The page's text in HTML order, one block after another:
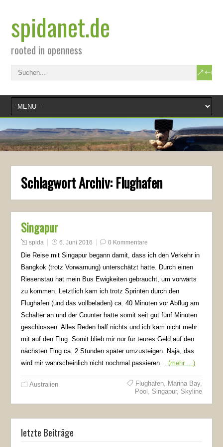
spidanet.de
rooted in openness
Schlagwort Archiv: Flughafen
Singapur
spida 6. Juni 2016 0 Kommentare
Die Reise mit Singapur begann damit, dass ich den Verkehr in
Bangkok (trotz Vorwarnung) unterschätzt hatte. Durch einen
Riesenstau hat mein Bus Ewigkeiten gebraucht, um vorwärts
zu kommen. Letztlich kam ich trotz Sprinten durch den
Flughafen (und das vollbeladen) ca. 40 Minuten vor Abflug am
Schalter an und der Counter hatte somit seit gut fünf Minuten
geschlossen. Alles Reden half nichts und ich kam nicht mehr
mit auf den Flug. Somit blieb mir nur für teures Geld auf den
nächsten Flug ca. 2 Stunden später umzusteigen. Naja, das
wird mir wahrscheinlich nicht nochmal passieren…(mehr …)
Australien Flughafen, Marina Bay,
Pool
Singapur, Skyline
letzte Beiträge